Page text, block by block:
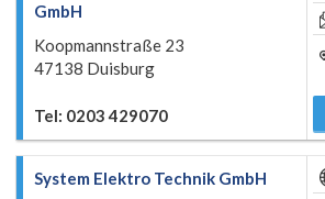
GmbH
Koopmannstraße 23
47138 Duisburg
Tel: 0203 429070
System Elektro Technik GmbH